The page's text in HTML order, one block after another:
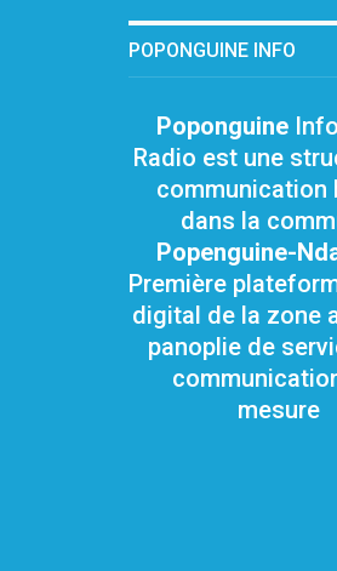
POPONGUINE INFO
Poponguine
Radio est une
communication
dans la
Popenguine-
Première
digital de la zone
panoplie de
mesure